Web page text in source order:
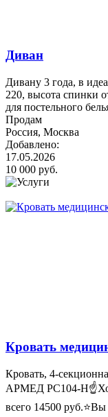
Диван
Дивану 3 года, в
220, высота спинки
для постельного
Продам
Россия, Москва
Добавлено:
17.05.2026
10 000 руб.
Кровать
Кровать, 4-
АРМЕД PC104-
всего 14500